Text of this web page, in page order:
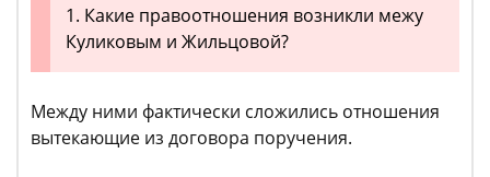
1. Какие правоотношения возникли межу
Куликовым и Жильцовой?
Между ними фактически сложились отношения
вытекающие из договора поручения.